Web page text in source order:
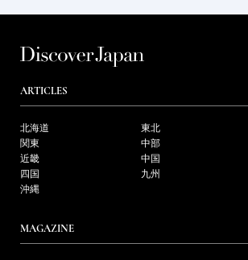
ARTICLES
北海道
東北
関東
中部
近畿
中国
四国
九州
沖縄
MAGAZINE